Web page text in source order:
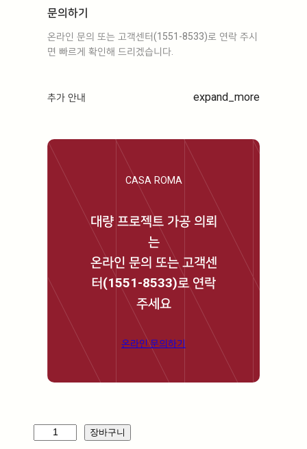
문의하기
온라인 문의 또는 고객센터(1551-8533)로 연락 주시
면 빠르게 확인해 드리겠습니다.
추가 안내 expand_more
CASA ROMA
대량 프로젝트 가공 의뢰
는
온라인 문의 또는 고객센
터(1551-8533)로 연락
주세요
온라인 문의하기
장바구니